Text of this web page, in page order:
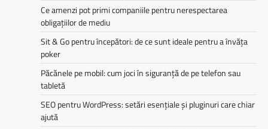
Ce amenzi pot primi companiile pentru nerespectarea
obligațiilor de mediu­­
Sit & Go pentru începători: de ce sunt ideale pentru a învăța
poker
Păcănele pe mobil: cum joci în siguranță de pe telefon sau
tabletă
SEO pentru WordPress: setări esențiale și pluginuri care chiar
ajută